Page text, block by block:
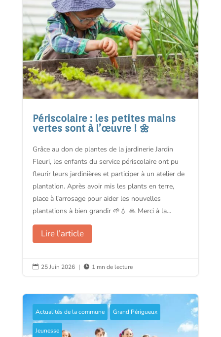
Périscolaire : les petites mains
vertes sont à l’œuvre ! 🌼
Grâce au don de plantes de la jardinerie Jardin
Fleuri, les enfants du service périscolaire ont pu
fleurir leurs jardinières et participer à un atelier de
plantation. Après avoir mis les plants en terre,
place à l’arrosage pour aider les nouvelles
plantations à bien grandir 🌱💧 🙏 Merci à la...
Lire l’article
 25 Juin 2026 |  1 mn de lecture
Actualités de la commune Grand Périgueux
Jeunesse